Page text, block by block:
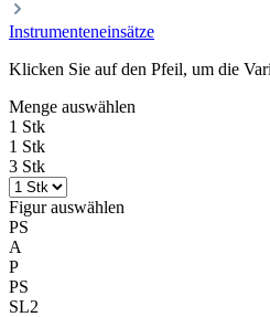
Instrumenteneinsätze
Klicken Sie auf den Pfeil, um die
Menge auswählen
1 Stk
1 Stk
3 Stk
Figurauswählen
PS
A
P
PS
SL2